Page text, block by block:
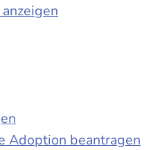
Adoption beantragen